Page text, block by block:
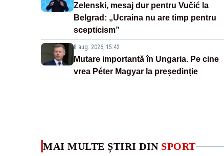
Zelenski, mesaj dur pentru Vučić la
Belgrad: „Ucraina nu are timp pentru
scepticism”
8 aug. 2026, 15:42
Mutare importantă în Ungaria. Pe cine
vrea Péter Magyar la președinție
MAI MULTE ȘTIRI DIN SPORT